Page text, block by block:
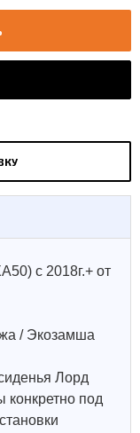
с 2018г.+ от
/ Экозамша
Лорд
под